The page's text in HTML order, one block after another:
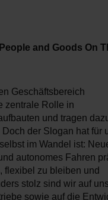
and Goods On
Geschäftsbereich
zentrale Rolle in
und tragen
der Slogan hat für
im Wandel ist:
autonomes Fahren
flexibel zu bleiben und
stolz sind wir auf
sowie auf die